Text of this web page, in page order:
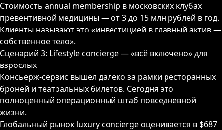
Стоимость annual membership в московских клубах
превентивной медицины — от 3 до 15 млн рублей в год.
Клиенты называют это «инвестицией в главный актив —
собственное тело».
Сценарий 3: Lifestyle concierge — «всё включено» для
взрослых
Консьерж-сервис вышел далеко за рамки ресторанных
броней и театральных билетов. Сегодня это
полноценный операционный штаб повседневной
жизни.
Глобальный рынок luxury concierge оценивается в $687